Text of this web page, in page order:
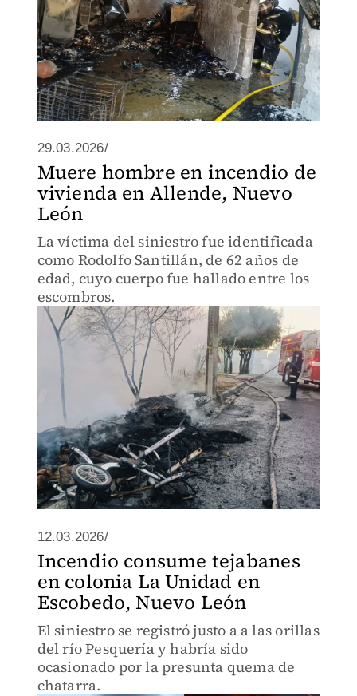
29.03.2026/
Muere hombre en incendio de
vivienda en Allende, Nuevo
León
La víctima del siniestro fue identificada
como Rodolfo Santillán, de 62 años de
edad, cuyo cuerpo fue hallado entre los
escombros.
12.03.2026/
Incendio consume tejabanes
en colonia La Unidad en
Escobedo, Nuevo León
El siniestro se registró justo a a las orillas
del río Pesquería y habría sido
ocasionado por la presunta quema de
chatarra.